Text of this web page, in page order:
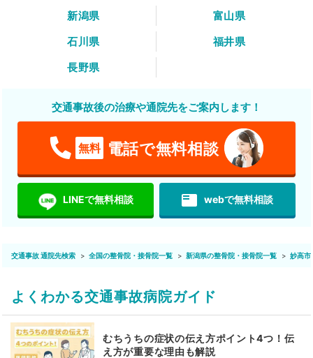
新潟県
富山県
石川県
福井県
長野県
交通事故後の治療や通院先をご案内します！
無料 電話で無料相談
LINEで無料相談 featured_play_list webで無料相談
交通事故 通院先検索 全国の整骨院・接骨院一覧 新潟県の整骨院・接骨院一覧 妙高市
よくわかる交通事故病院ガイド
むちうちの症状の伝え方ポイント4つ！伝
え方が重要な理由も解説